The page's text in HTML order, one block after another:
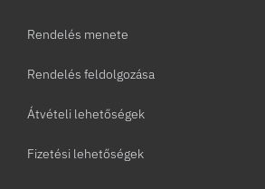
Rendelés menete
Rendelés feldolgozása
Átvételi lehetőségek
Fizetési lehetőségek